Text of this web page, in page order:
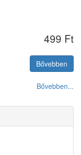
499 Ft
Bővebben
Bővebben...